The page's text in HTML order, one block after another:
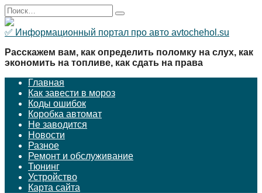
Перейти
к
содержанию
Search
for:
✅ Информационный портал про авто avtochehol.su
Расскажем вам, как определить поломку на слух, как
экономить на топливе, как сдать на права
Главная
Как завести в мороз
Коды ошибок
Коробка автомат
Не заводится
Новости
Разное
Ремонт и обслуживание
Тюнинг
Устройство
Карта сайта